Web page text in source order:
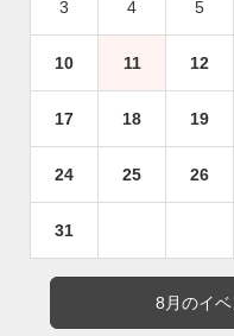
3 4 5
10 11 12
17 18 19
24 25 26
31
8月のイ